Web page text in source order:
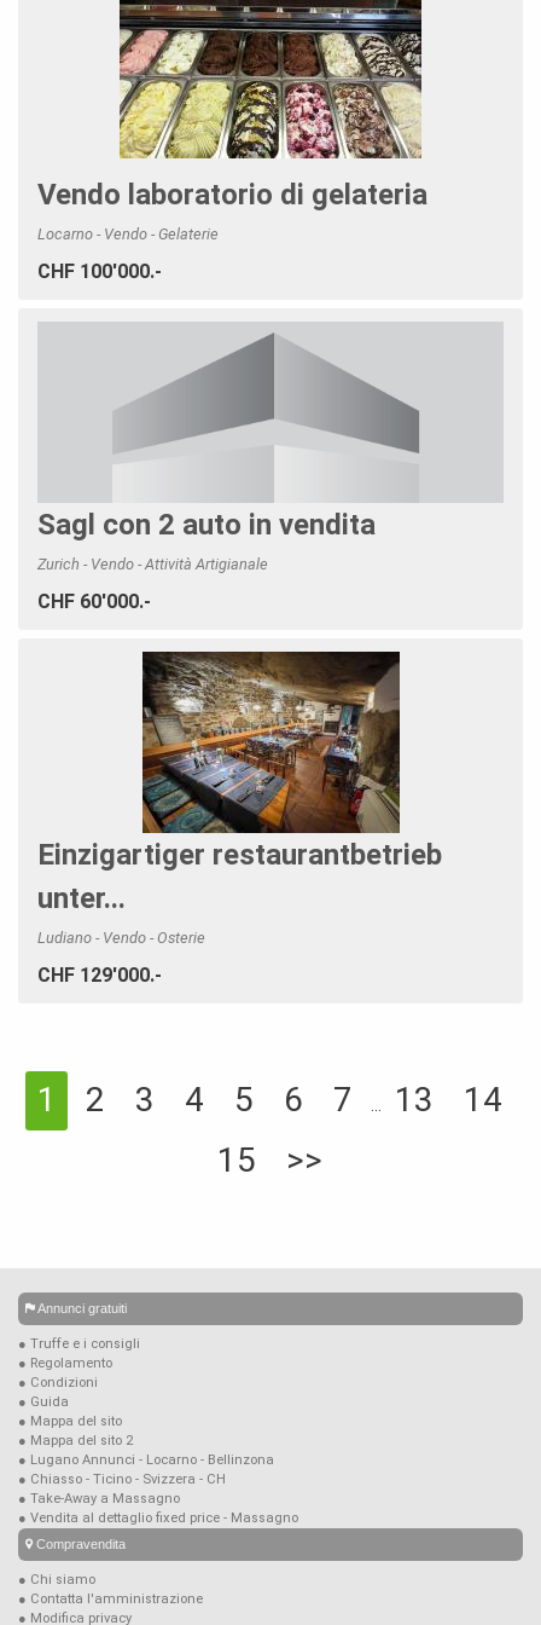
Vendo laboratorio di gelateria
Locarno - Vendo - Gelaterie
CHF 100'000.-
Sagl con 2 auto in vendita
Zurich - Vendo - Attività Artigianale
CHF 60'000.-
Einzigartiger restaurantbetrieb
unter...
Ludiano - Vendo - Osterie
CHF 129'000.-
1 2 3 4 5 6 7 13
14
15
>>
Annunci gratuiti
● Truffe e i consigli
● Regolamento
● Condizioni
● Guida
● Mappa del sito
● Mappa del sito 2
● Lugano Annunci - Locarno - Bellinzona
● Chiasso - Ticino - Svizzera - CH
● Take-Away a Massagno
● Vendita al dettaglio fixed price - Massagno
Compravendita
● Chi siamo
● Contatta l'amministrazione
● Modifica privacy